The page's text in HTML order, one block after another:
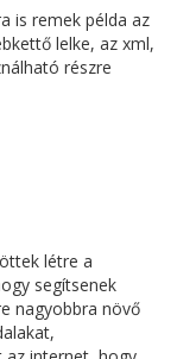
is remek példa az
lelke, az xml,
részre
létre a
segítsenek
nagyobbra növő